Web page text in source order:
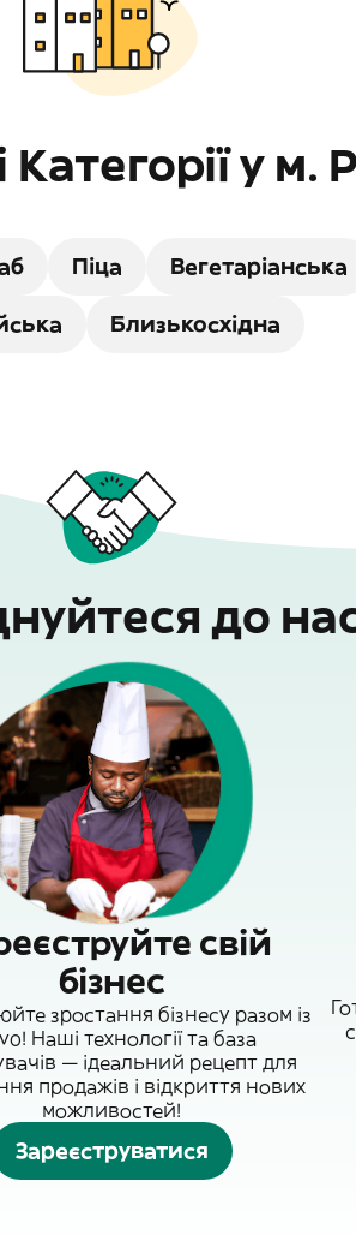
у м.
Піца Вегетаріанська
Близькосхідна
до
свій
бізнес
зростання бізнесу разом із
Наші технології та база
— ідеальний рецепт для
продажів і відкриття нових
можливостей!
Зареєструватися